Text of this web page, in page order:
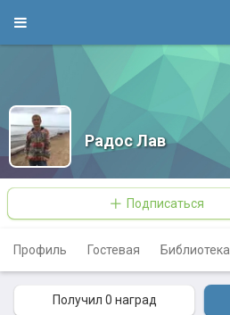
Радос Лав
Подписаться
Профиль Гостевая Библиотека
Получил 0 наград